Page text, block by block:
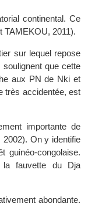
continental. Ce
TAMEKOU, 2011).
sur lequel repose
soulignent que cette
aux PN de Nki et
très accidentée, est
importante de
On y identifie
guinéo-congolaise.
la fauvette du Dja
abondante.